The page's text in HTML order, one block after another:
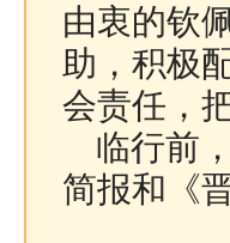
由衷的钦
助，积极
会责任，
临行前
简报和《